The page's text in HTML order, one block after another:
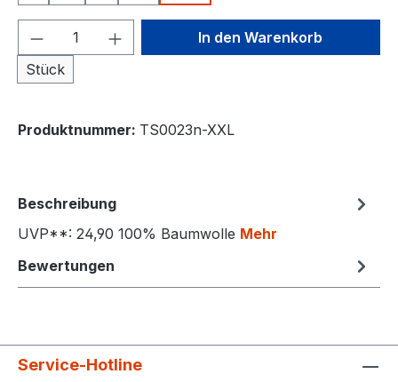
Produkt Anzahl: Gib den
Stück
In den Warenkorb
Produktnummer: TS0023n-XXL
Beschreibung
UVP**: 24,90 100% Baumwolle Mehr
Bewertungen
Service-Hotline